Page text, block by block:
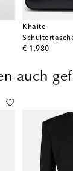
Khaite
€ 1.980
original price
auch